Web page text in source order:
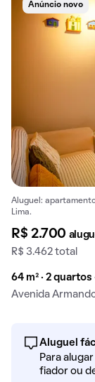
Anúncio novo
Aluguel:
Lima.
R$ 2.700
R$ 3.462 total
64 m² · 2 quartos
Avenida
Aluguel
Para
fiador ou